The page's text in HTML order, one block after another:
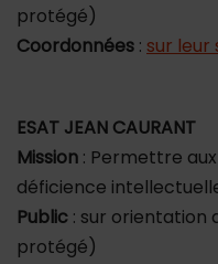
protégé)
Coordonnées : sur leur
ESAT JEAN CAURANT
Mission : Permettre
déficience
Public : sur orientation
protégé)